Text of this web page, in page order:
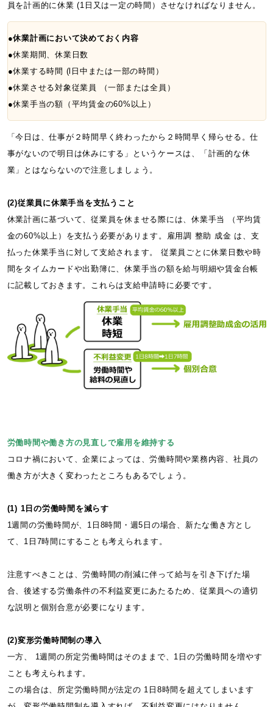
員を計画的に休業 (1日又は一定の時間）させなければなりません。
●休業計画において決めておく内容
●休業期間、休業日数
●休業する時間 (l日中または一部の時間）
●休業させる対象従業員 （一部または全員）
●休業手当の額（平均賃金の60%以上）
「今日は、仕事が２時間早く終わったから２時間早く帰らせる。仕
事がないので明日は休みにする」というケースは、「計画的な休
業」とはならないので注意しましょう。
(2)従業員に休業手当を支払うこと
休業計画に基づいて、従業員を休ませる際には、休業手当 （平均賃
金の60%以上）を支払う必要があります。雇用調 整助 成金 は、支
払った休業手当に対して支給されます。 従業員ごとに休業日数や時
間をタイムカードや出勤簿に、休業手当の額を給与明細や賃金台帳
に記載しておきます。これらは支給申請時に必要です。
労働時間や働き方の見直しで雇用を維持する
コロナ禍において、企業によっては、労働時間や業務内容、社員の
働き方が大きく変わったところもあるでしょう。
(1) 1日の労働時間を減らす
1週間の労働時間が、1日8時間・週5日の場合、新たな働き方とし
て、1日7時間にすることも考えられます。
注意すべきことは、労働時間の削減に伴って給与を引き下げた場
合、後述する労働条件の不利益変更にあたるため、従業員への適切
な説明と個別合意が必要になります。
(2)変形労働時間制の導入
一方、 1週間の所定労働時間はそのままで、1日の労働時間を増やす
ことも考えられます。
この場合は、所定労働時間が法定の 1日8時間を超えてしまいます